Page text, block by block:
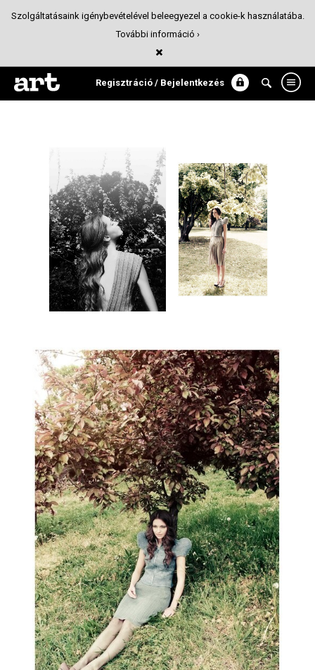
Regisztráció / Bejelentkezés
RakoTTas
Divat
Szolgáltatásaink igénybevételével beleegyezel a cookie-k használatába.
További információ ›